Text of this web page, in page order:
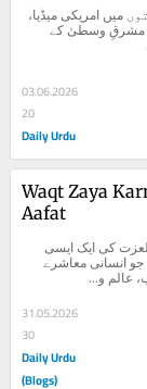
یورپی میڈیا اور مشرقِ وسطیٰ کے
03.06.2026
20
Daily Urdu
Waqt Zaya
Aafat
عالم و...
31.05.2026
30
Daily Urdu
(Blogs)